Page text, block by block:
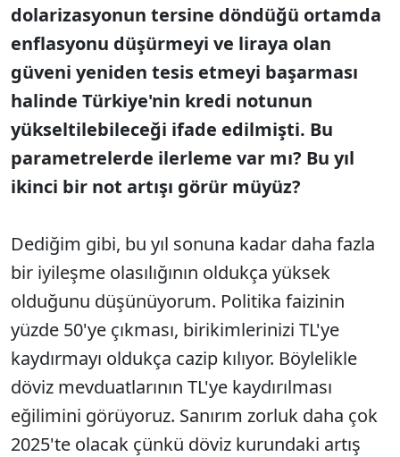
dolarizasyonun tersine döndüğü ortamda
enflasyonu düşürmeyi ve liraya olan
güveni yeniden tesis etmeyi başarması
halinde Türkiye'nin kredi notunun
yükseltilebileceği ifade edilmişti. Bu
parametrelerde ilerleme var mı? Bu yıl
ikinci bir not artışı görür müyüz?
Dediğim gibi, bu yıl sonuna kadar daha fazla
bir iyileşme olasılığının oldukça yüksek
olduğunu düşünüyorum. Politika faizinin
yüzde 50'ye çıkması, birikimlerinizi TL'ye
kaydırmayı oldukça cazip kılıyor. Böylelikle
döviz mevduatlarının TL'ye kaydırılması
eğilimini görüyoruz. Sanırım zorluk daha çok
2025'te olacak çünkü döviz kurundaki artış